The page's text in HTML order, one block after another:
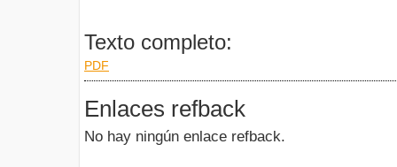
Texto completo:
PDF
Enlaces refback
No hay ningún enlace refback.